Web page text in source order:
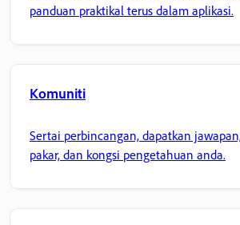
panduan praktikal terus dalam aplikasi.
Komuniti
Sertai perbincangan, dapatkan
pakar, dan kongsi pengetahuan anda.